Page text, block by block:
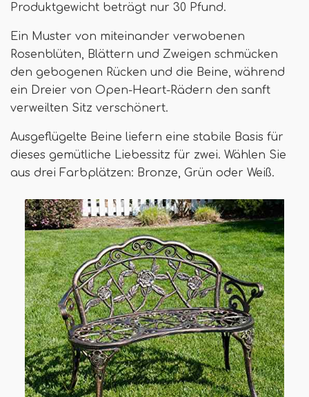
Produktgewicht beträgt nur 30 Pfund.
Ein Muster von miteinander verwobenen
Rosenblüten, Blättern und Zweigen schmücken
den gebogenen Rücken und die Beine, während
ein Dreier von Open-Heart-Rädern den sanft
verweilten Sitz verschönert.
Ausgeflügelte Beine liefern eine stabile Basis für
dieses gemütliche Liebessitz für zwei. Wählen Sie
aus drei Farbplätzen: Bronze, Grün oder Weiß.